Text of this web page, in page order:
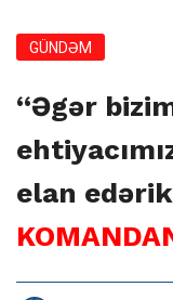
GÜNDƏM
“Əgər
elan